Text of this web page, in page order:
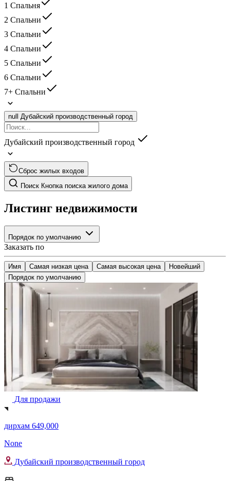
1 Спальня
2 Спальни
3 Спальни
4 Спальни
5 Спальни
6 Спальни
7+ Спальни
null Дубайский производственный город
Дубайский производственный город
Сброс жилых входов
Поиск Кнопка поиска жилого дома
Листинг недвижимости
Порядок по умолчанию
Заказать по
Имя Самая низкая цена Самая высокая цена
Новейший
Порядок по умолчанию
Для продажи
дирхам 649,000
None
Дубайский производственный город